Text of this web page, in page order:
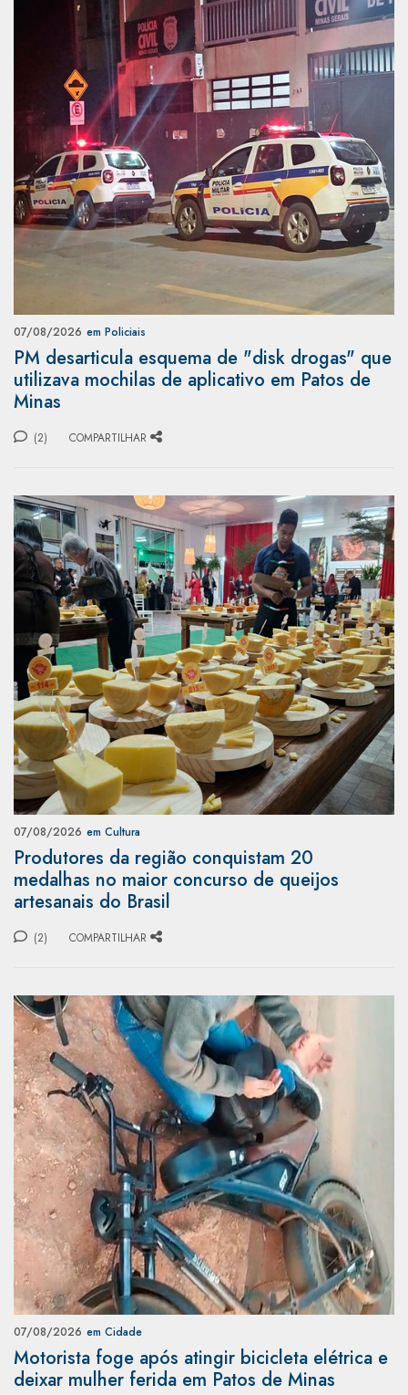
07/08/2026 em Policiais
PM desarticula esquema de "disk drogas" que
utilizava mochilas de aplicativo em Patos de
Minas
(2) COMPARTILHAR
07/08/2026 em Cultura
Produtores da região conquistam 20
medalhas no maior concurso de queijos
artesanais do Brasil
(2) COMPARTILHAR
07/08/2026 em Cidade
Motorista foge após atingir bicicleta elétrica e
deixar mulher ferida em Patos de Minas